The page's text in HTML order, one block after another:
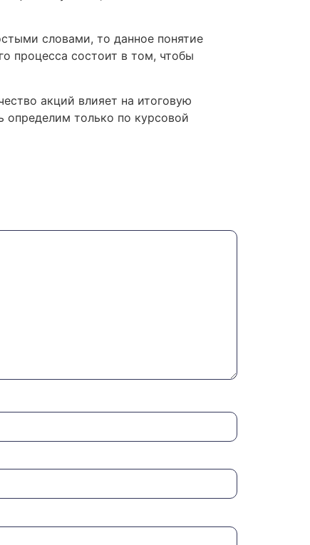
словами, то данное понятие
процесса состоит в том, чтобы
акций влияет на итоговую
определим только по курсовой